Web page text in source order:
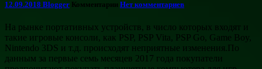
12.09.2018 Blogger Комментарии Нет комментариев
На рынке портативных устройств, в число которых входят и
такие игровые консоли, как PSP, PSP Vita, PSP Go, Game Boy,
Nintendo 3DS и т.д. происходят неприятные изменения.По
данным за первые семь месяцев 2017 года покупатели